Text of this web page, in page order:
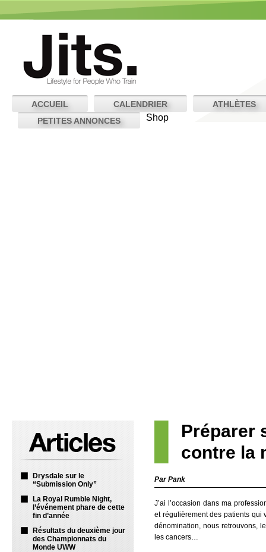
ACCUEIL CALENDRIER
ATHLÈTES
PETITES ANNONCES
Shop
Drysdale sur le
“Submission Only”
La Royal Rumble Night,
l’événement phare de cette
fin d’année
Résultats du deuxième jour
des Championnats du
Monde UWW
Préparer
contre la
Par Pank
J’ai l’occasion dans ma
et régulièrement des patients qui
dénomination, nous retrouvons,
les cancers…